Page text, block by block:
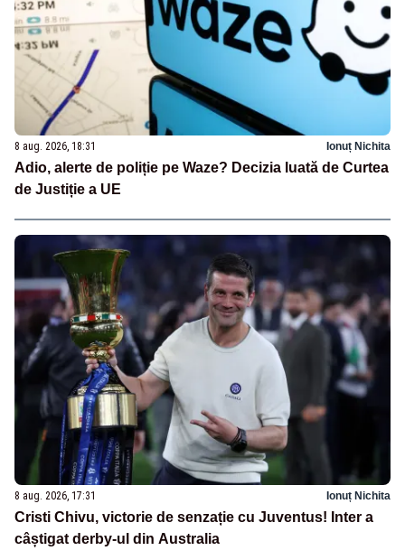
8 aug. 2026, 18:31 Ionuț Nichita
Adio, alerte de poliție pe Waze? Decizia luată de Curtea
de Justiție a UE
8 aug. 2026, 17:31 Ionuț Nichita
Cristi Chivu, victorie de senzație cu Juventus! Inter a
câștigat derby-ul din Australia